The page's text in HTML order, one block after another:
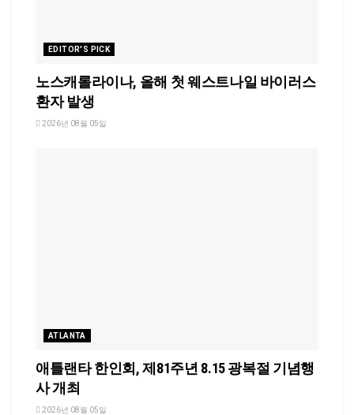
EDITOR'S PICK
노스캐롤라이나, 올해 첫 웨스트나일 바이러스
환자 발생
2026년 08월 05일
ATLANTA
애틀랜타 한인회, 제81주년 8.15 광복절 기념행
사 개최
2026년 08월 05일